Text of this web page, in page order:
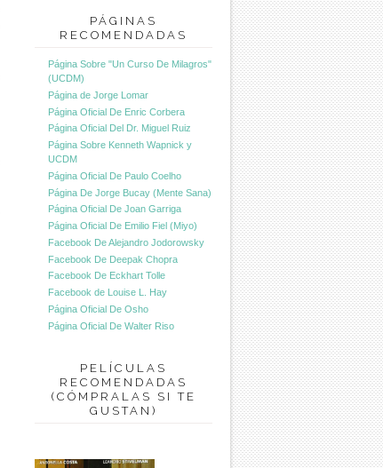
PÁGINAS
RECOMENDADAS
Página Sobre "Un Curso De Milagros"
(UCDM)
Página de Jorge Lomar
Página Oficial De Enric Corbera
Página Oficial Del Dr. Miguel Ruiz
Página Sobre Kenneth Wapnick y
UCDM
Página Oficial De Paulo Coelho
Página De Jorge Bucay (Mente Sana)
Página Oficial De Joan Garriga
Página Oficial De Emilio Fiel (Miyo)
Facebook De Alejandro Jodorowsky
Facebook De Deepak Chopra
Facebook De Eckhart Tolle
Facebook de Louise L. Hay
Página Oficial De Osho
Página Oficial De Walter Riso
PELÍCULAS
RECOMENDADAS
(CÓMPRALAS SI TE
GUSTAN)